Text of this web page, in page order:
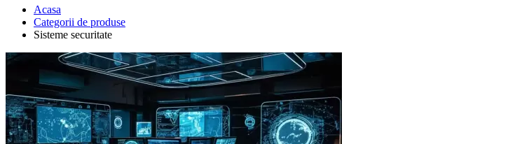
Acasa
Categorii de produse
Sisteme securitate